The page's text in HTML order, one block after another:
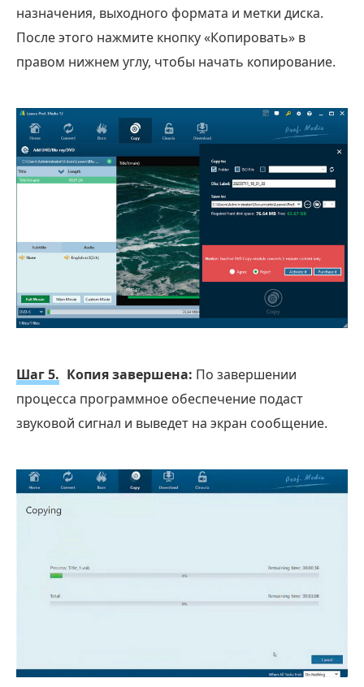
назначения, выходного формата и метки диска.
После этого нажмите кнопку «Копировать» в
правом нижнем углу, чтобы начать копирование.
Шаг 5. Копия завершена: По завершении
процесса программное обеспечение подаст
звуковой сигнал и выведет на экран сообщение.